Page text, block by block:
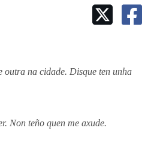
IDENTIDADE CORPORATIVA
MARCIAL DEL ADALID
FIGURAS HOMENAXEADAS
PRIMAVERA DAS LETRAS
outra na cidade. Disque ten unha
Non teño quen me axude.